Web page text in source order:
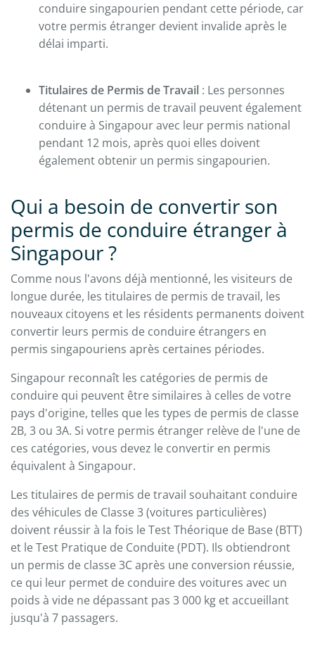
conduire singapourien pendant cette période, car
votre permis étranger devient invalide après le
délai imparti.
Titulaires de Permis de Travail : Les personnes
détenant un permis de travail peuvent également
conduire à Singapour avec leur permis national
pendant 12 mois, après quoi elles doivent
également obtenir un permis singapourien.
Qui a besoin de convertir son
permis de conduire étranger à
Singapour ?
Comme nous l'avons déjà mentionné, les visiteurs de
longue durée, les titulaires de permis de travail, les
nouveaux citoyens et les résidents permanents doivent
convertir leurs permis de conduire étrangers en
permis singapouriens après certaines périodes.
Singapour reconnaît les catégories de permis de
conduire qui peuvent être similaires à celles de votre
pays d'origine, telles que les types de permis de classe
2B, 3 ou 3A. Si votre permis étranger relève de l'une de
ces catégories, vous devez le convertir en permis
équivalent à Singapour.
Les titulaires de permis de travail souhaitant conduire
des véhicules de Classe 3 (voitures particulières)
doivent réussir à la fois le Test Théorique de Base (BTT)
et le Test Pratique de Conduite (PDT). Ils obtiendront
un permis de classe 3C après une conversion réussie,
ce qui leur permet de conduire des voitures avec un
poids à vide ne dépassant pas 3 000 kg et accueillant
jusqu'à 7 passagers.